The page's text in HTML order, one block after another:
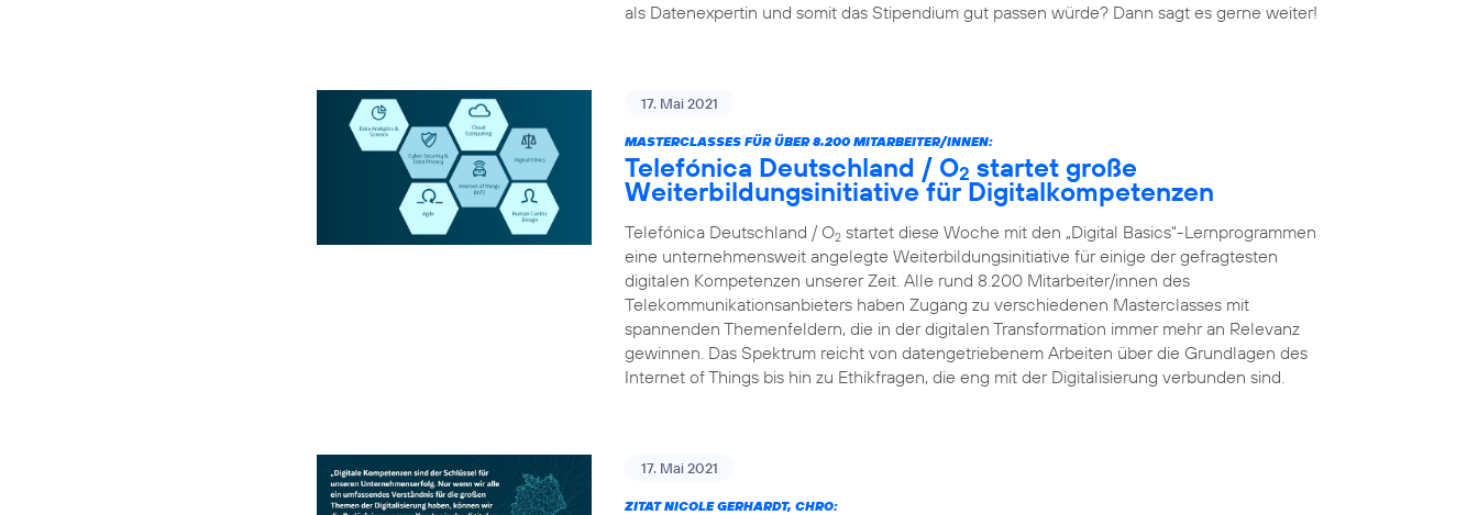
als Datenexpertin und somit das Stipendium gut passen würde? Dann sagt es gerne weiter!
17. Mai 2021
MASTERCLASSES FÜR ÜBER 8.200 MITARBEITER/INNEN:
Telefónica Deutschland / O2 startet große
Weiterbildungsinitiative für Digitalkompetenzen
Telefónica Deutschland / O2 startet diese Woche mit den „Digital Basics“-Lernprogrammen
eine unternehmensweit angelegte Weiterbildungsinitiative für einige der gefragtesten
digitalen Kompetenzen unserer Zeit. Alle rund 8.200 Mitarbeiter/innen des
Telekommunikationsanbieters haben Zugang zu verschiedenen Masterclasses mit
spannenden Themenfeldern, die in der digitalen Transformation immer mehr an Relevanz
gewinnen. Das Spektrum reicht von datengetriebenem Arbeiten über die Grundlagen des
Internet of Things bis hin zu Ethikfragen, die eng mit der Digitalisierung verbunden sind.
17. Mai 2021
ZITAT NICOLE GERHARDT, CHRO: